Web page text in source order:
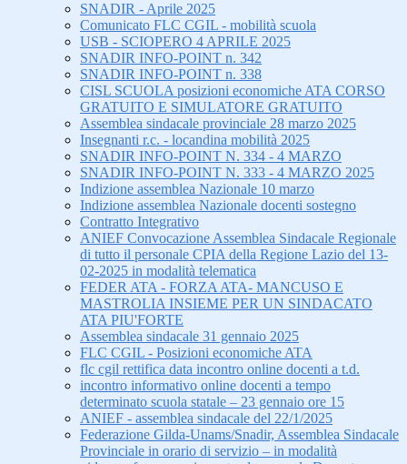
SNADIR - Aprile 2025
Comunicato FLC CGIL - mobilità scuola
USB - SCIOPERO 4 APRILE 2025
SNADIR INFO-POINT n. 342
SNADIR INFO-POINT n. 338
CISL SCUOLA posizioni economiche ATA CORSO
GRATUITO E SIMULATORE GRATUITO
Assemblea sindacale provinciale 28 marzo 2025
Insegnanti r.c. - locandina mobilità 2025
SNADIR INFO-POINT N. 334 - 4 MARZO
SNADIR INFO-POINT N. 333 - 4 MARZO 2025
Indizione assemblea Nazionale 10 marzo
Indizione assemblea Nazionale docenti sostegno
Contratto Integrativo
ANIEF Convocazione Assemblea Sindacale Regionale
di tutto il personale CPIA della Regione Lazio del 13-
02-2025 in modalità telematica
FEDER ATA - FORZA ATA- MANCUSO E
MASTROLIA INSIEME PER UN SINDACATO
ATA PIU'FORTE
Assemblea sindacale 31 gennaio 2025
FLC CGIL - Posizioni economiche ATA
flc cgil rettifica data incontro online docenti a t.d.
incontro informativo online docenti a tempo
determinato scuola statale – 23 gennaio ore 15
ANIEF - assemblea sindacale del 22/1/2025
Federazione Gilda-Unams/Snadir, Assemblea Sindacale
Provinciale in orario di servizio – in modalità